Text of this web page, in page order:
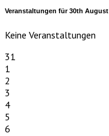
Veranstaltungen für30th August
Keine Veranstaltungen
31
1
2
3
4
5
6